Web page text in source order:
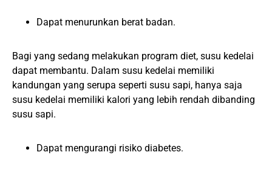
Dapat menurunkan berat badan.
Bagi yang sedang melakukan program diet, susu kedelai
dapat membantu. Dalam susu kedelai memiliki
kandungan yang serupa seperti susu sapi, hanya saja
susu kedelai memiliki kalori yang lebih rendah dibanding
susu sapi.
Dapat mengurangi risiko diabetes.